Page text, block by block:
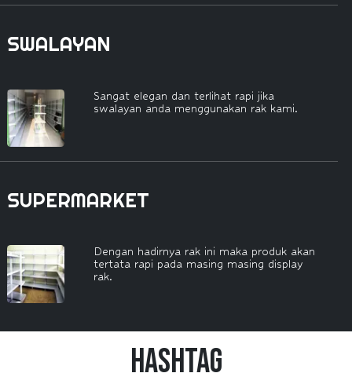
SWALAYAN
Sangat elegan dan terlihat rapi jika
swalayan anda menggunakan rak kami.
SUPERMARKET
Dengan hadirnya rak ini maka produk akan
tertata rapi pada masing masing display
rak.
HashTag